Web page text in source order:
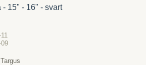
- 15" - 16" - svart
Targus